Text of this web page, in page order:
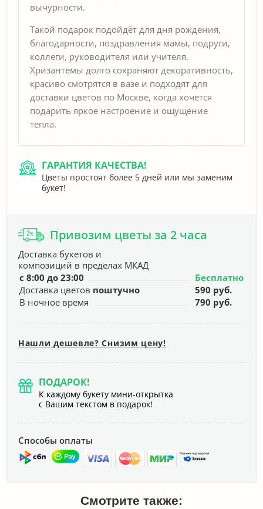
вычурности.
Такой подарок подойдёт для дня рождения,
благодарности, поздравления мамы, подруги,
коллеги, руководителя или учителя.
Хризантемы долго сохраняют декоративность,
красиво смотрятся в вазе и подходят для
доставки цветов по Москве, когда хочется
подарить яркое настроение и ощущение
тепла.
ГАРАНТИЯ КАЧЕСТВА!
Цветы простоят более 5 дней или мы заменим
букет!
Привозим цветы за 2 часа
Доставка букетов и
композиций в пределах МКАД
с 8:00 до 23:00
Бесплатно
Доставка цветов поштучно
590 руб.
В ночное время
790 руб.
Нашли дешевле? Снизим цену!
ПОДАРОК!
К каждому букету мини-открытка
с Вашим текстом в подарок!
Способы оплаты
Смотрите также: